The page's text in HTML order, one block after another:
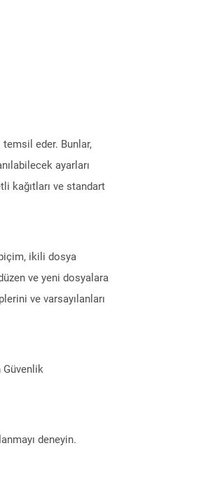
eder. Bunlar,
ayarları
kağıtları ve standart
ikili dosya
ve yeni dosyalara
ve varsayılanları
Güvenlik
deneyin.